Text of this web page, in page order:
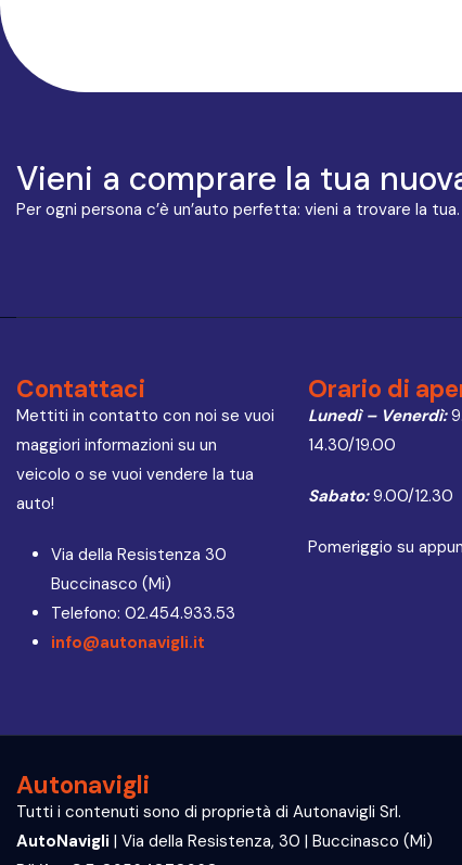
Vieni a comprare la tua
Per ogni persona c’è un’auto perfetta: vieni a trovare la
Contattaci
Mettiti in contatto con noi se vuoi
maggiori informazioni su un
veicolo o se vuoi vendere la tua
auto!
Via della Resistenza 30
Buccinasco (Mi)
Telefono: 02.454.933.53
info@autonavigli.it
Orario di
Lunedì – Venerdì:
14.30/19.00
Sabato:9.00/12.30
Pomeriggio su
Autonavigli
Tutti i contenuti sono di proprietà di Autonavigli Srl.
AutoNavigli | Via della Resistenza, 30 | Buccinasco (Mi)